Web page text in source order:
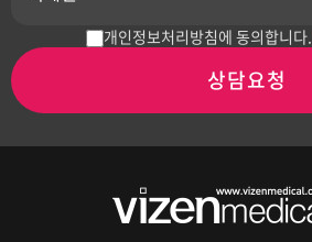
개인정보처리방침에 동의합니다.
상담요청